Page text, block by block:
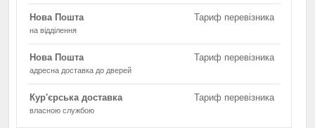
Нова Пошта
на відділення
Тариф перевізника
Нова Пошта
адресна доставка до дверей
Тариф перевізника
Кур'єрська доставка
власною службою
Тариф перевізника